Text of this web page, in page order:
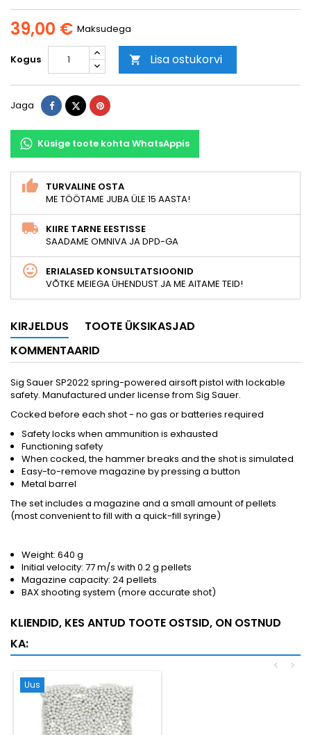
39,00 € Maksudega
Kogus  Lisa ostukorvi
Jaga Jaga TweetPinterest
Küsige toote kohta WhatsAppis
TURVALINE OSTA
ME TÖÖTAME JUBA ÜLE 15 AASTA!
KIIRE TARNE EESTISSE
SAADAME OMNIVA JA DPD-GA
ERIALASED KONSULTATSIOONID
VÕTKE MEIEGA ÜHENDUST JA ME AITAME TEID!
KIRJELDUS
TOOTE ÜKSIKASJAD
KOMMENTAARID
Sig Sauer SP2022 spring-powered airsoft pistol with lockable
safety. Manufactured under license from Sig Sauer.
Cocked before each shot - no gas or batteries required
Safety locks when ammunition is exhausted
Functioning safety
When cocked, the hammer breaks and the shot is simulated
Easy-to-remove magazine by pressing a button
Metal barrel
The set includes a magazine and a small amount of pellets
(most convenient to fill with a quick-fill syringe)
Weight: 640 g
Initial velocity: 77 m/s with 0.2 g pellets
Magazine capacity: 24 pellets
BAX shooting system (more accurate shot)
KLIENDID, KES ANTUD TOOTE OSTSID, ON OSTNUD
KA:
>
<
Uus